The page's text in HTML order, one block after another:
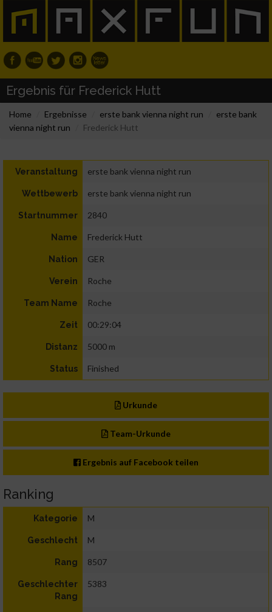
Ergebnis für Frederick Hutt
Home Ergebnisse erste bank vienna night run
erste bank
vienna night run
Frederick Hutt
Veranstaltung erste bank vienna night run
Wettbewerb erste bank vienna night run
Startnummer 2840
Name Frederick Hutt
Nation GER
Verein Roche
Team Name Roche
Zeit 00:29:04
Distanz 5000 m
Status Finished
Urkunde
Team-Urkunde
Ergebnis auf Facebook teilen
Ranking
Kategorie M
Geschlecht M
Rang 8507
Geschlechter
Rang
5383